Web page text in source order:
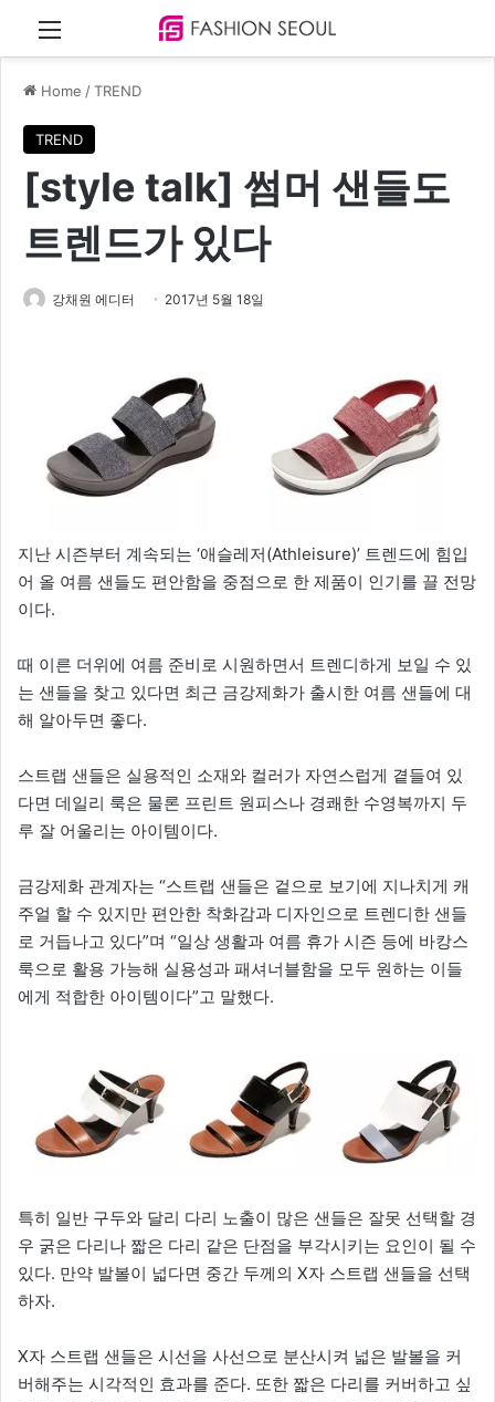
Home /TREND
TREND
[style talk] 썸머 샌들도
트렌드가 있다
강채원 에디터 2017년 5월 18일
지난 시즌부터 계속되는 ‘애슬레저(Athleisure)’ 트렌드에 힘입
어 올 여름 샌들도 편안함을 중점으로 한 제품이 인기를 끌 전망
이다.
때 이른 더위에 여름 준비로 시원하면서 트렌디하게 보일 수 있
는 샌들을 찾고 있다면 최근 금강제화가 출시한 여름 샌들에 대
해 알아두면 좋다.
스트랩 샌들은 실용적인 소재와 컬러가 자연스럽게 곁들여 있
다면 데일리 룩은 물론 프린트 원피스나 경쾌한 수영복까지 두
루 잘 어울리는 아이템이다.
금강제화 관계자는 “스트랩 샌들은 겉으로 보기에 지나치게 캐
주얼 할 수 있지만 편안한 착화감과 디자인으로 트렌디한 샌들
로 거듭나고 있다”며 “일상 생활과 여름 휴가 시즌 등에 바캉스
룩으로 활용 가능해 실용성과 패셔너블함을 모두 원하는 이들
에게 적합한 아이템이다”고 말했다.
특히 일반 구두와 달리 다리 노출이 많은 샌들은 잘못 선택할 경
우 굵은 다리나 짧은 다리 같은 단점을 부각시키는 요인이 될 수
있다. 만약 발볼이 넓다면 중간 두께의 X자 스트랩 샌들을 선택
하자.
X자 스트랩 샌들은 시선을 사선으로 분산시켜 넓은 발볼을 커
버해주는 시각적인 효과를 준다. 또한 짧은 다리를 커버하고 싶